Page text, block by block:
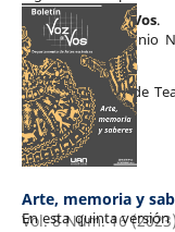
del Boletín
Voz a Vos.
por la
Universidad Antonio
con el apoyo de la
Red de Escuelas de
UAN, Bogotá,
Colombia.
En esta quinta
Arte, memoria y
Vol. 8 Núm. 16